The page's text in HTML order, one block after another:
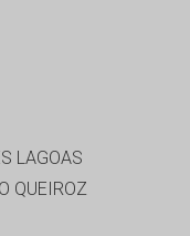
LAGOAS
QUEIROZ